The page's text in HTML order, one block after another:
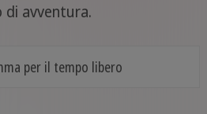
di avventura.
per il tempo libero